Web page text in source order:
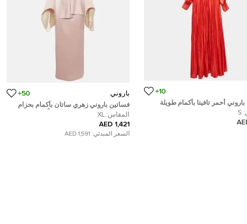
10+
أحمر تافيتا بأكمام طويلة
مقاس صغير (سمول)
S
باروني 50+
فساتين باروني زهري ساتان بأكمام بحزام
ألكميلا ماكسي مقاس كبير جداً (إكس لارج)
المقاس: XL
1,421 AED
السعر المبدئي: 1,591 AED